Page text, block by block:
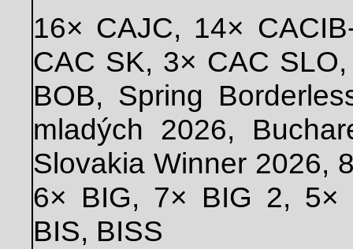
16× CAJC, 14×
CAC SK, 3× CAC
BOB, Spring
mladých 2026,
Slovakia Winner 2026,
6× BIG, 7× BIG 2, 5×
BIS, BISS